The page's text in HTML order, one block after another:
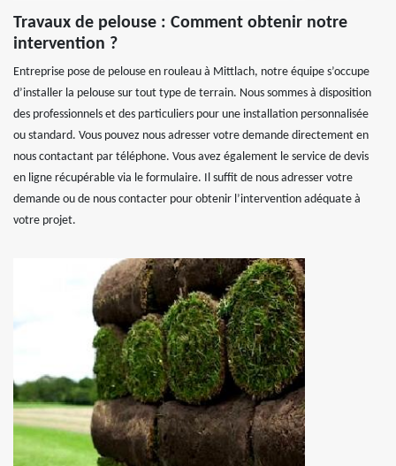
Travaux de pelouse : Comment obtenir notre
intervention ?
Entreprise pose de pelouse en rouleau à Mittlach, notre équipe s’occupe
d’installer la pelouse sur tout type de terrain. Nous sommes à disposition
des professionnels et des particuliers pour une installation personnalisée
ou standard. Vous pouvez nous adresser votre demande directement en
nous contactant par téléphone. Vous avez également le service de devis
en ligne récupérable via le formulaire. Il suffit de nous adresser votre
demande ou de nous contacter pour obtenir l’intervention adéquate à
votre projet.